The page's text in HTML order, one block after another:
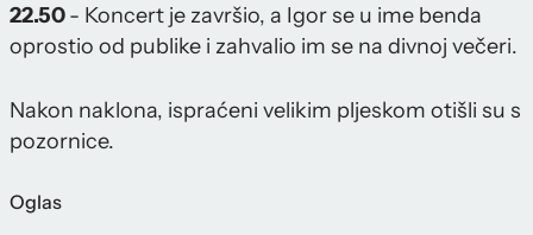
22.50- Koncert je završio, a Igor se u ime benda
oprostio od publike i zahvalio im se na divnoj večeri.
Nakon naklona, ispraćeni velikim pljeskom otišli su s
pozornice.
Oglas